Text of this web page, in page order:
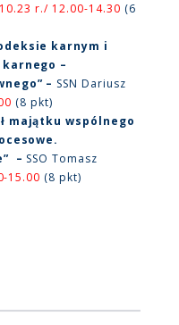
r./ 12.00-14.30 (6
karnym i
–
– SSN Dariusz
(8 pkt)
majątku wspólnego
– SSO Tomasz
15.00 (8 pkt)